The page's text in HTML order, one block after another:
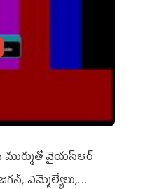
ముర్ముతో వైయ‌స్ఆర్
ఎమ్మెల్యేలు,